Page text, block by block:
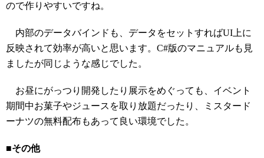
ので作りやすいですね。
内部のデータバインドも、データをセットすればUI上に
反映されて効率が高いと思います。C#版のマニュアルも見
ましたが同じような感じでした。
お昼にがっつり開発したり展示をめぐっても、イベント
期間中お菓子やジュースを取り放題だったり、ミスタード
ーナツの無料配布もあって良い環境でした。
■その他